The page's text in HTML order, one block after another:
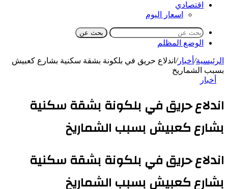
اقتصادي
اسعار اليوم
بحث عن
الوضع المظلم
الرئيسية/ أخبار/ اندلاع حريق في بلكونة بشقة سكنية بشارع كعبيش
بسبب الشماريخ
أخبار
اندلاع حريق في بلكونة بشقة سكنية
بشارع كعبيش بسبب الشماريخ
اندلاع حريق في بلكونة بشقة سكنية
بشارع كعبيش بسبب الشماريخ